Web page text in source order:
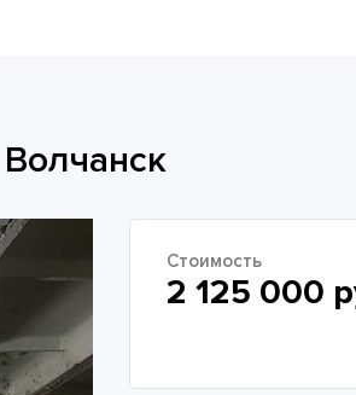
Стоимость
2 125 000